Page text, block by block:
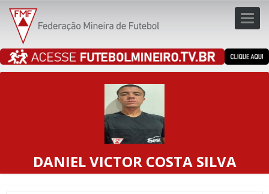
DANIEL VICTOR COSTA SILVA